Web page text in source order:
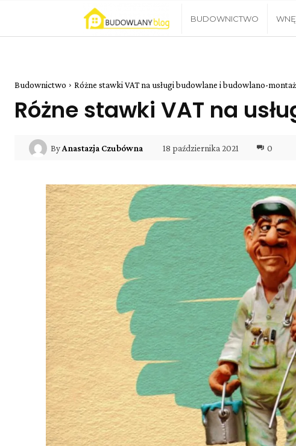
Blog
BUDOWNICTWO
Budownictwo Różne stawki VAT na usługi budowlane i budowlano-
Różne stawki VAT na
ByAnastazja Czubówna 18 października 2021 0